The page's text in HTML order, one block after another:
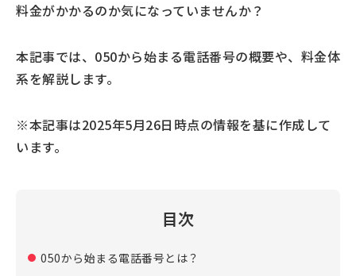
料金がかかるのか気になっていませんか？
本記事では、050から始まる電話番号の概要や、料金体
系を解説します。
※本記事は2025年5月26日時点の情報を基に作成して
います。
目次
050から始まる電話番号とは？